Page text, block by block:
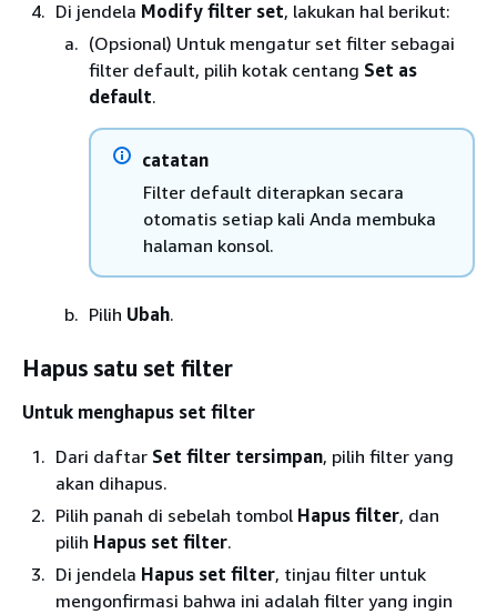
Di jendela Modify filter set, lakukan hal berikut:
(Opsional) Untuk mengatur set filter sebagai
filter default, pilih kotak centang Set as
default.
catatan
Filter default diterapkan secara
otomatis setiap kali Anda membuka
halaman konsol.
Pilih Ubah.
Hapus satu set filter
Untuk menghapus set filter
Dari daftar Set filter tersimpan, pilih filter yang
akan dihapus.
Pilih panah di sebelah tombol Hapus filter, dan
pilih Hapus set filter.
Di jendela Hapus set filter, tinjau filter untuk
mengonfirmasi bahwa ini adalah filter yang ingin